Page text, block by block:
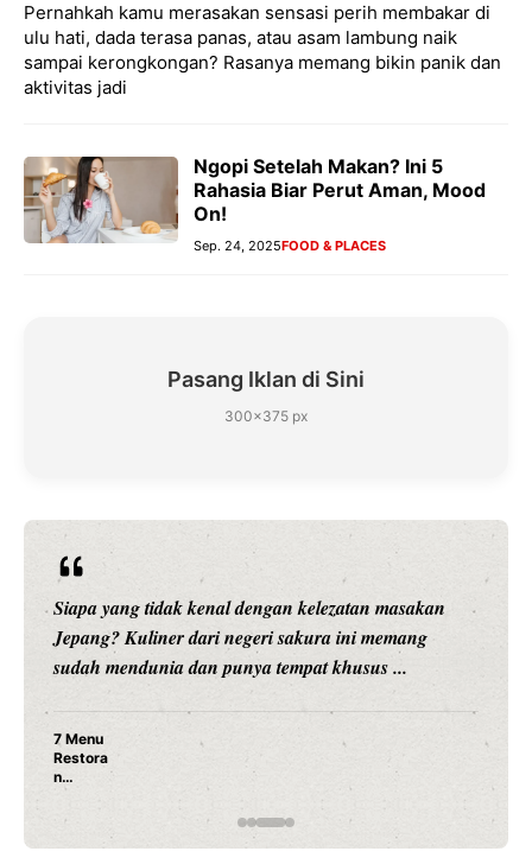
Pernahkah kamu merasakan sensasi perih membakar di
ulu hati, dada terasa panas, atau asam lambung naik
sampai kerongkongan? Rasanya memang bikin panik dan
aktivitas jadi
Ngopi Setelah Makan? Ini 5
Rahasia Biar Perut Aman, Mood
On!
Sep. 24, 2025FOOD & PLACES
Pasang Iklan di Sini
300×375 px
Siapa yang tidak kenal dengan kelezatan masakan
Jepang? Kuliner dari negeri sakura ini memang
sudah mendunia dan punya tempat khusus ...
7 Menu
Restora
n
Jepang
yang
Dicoba,